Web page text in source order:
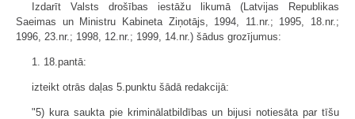
Izdarīt Valsts drošības iestāžu likumā (Latvijas Republikas
Saeimas un Ministru Kabineta Ziņotājs, 1994, 11.nr.; 1995, 18.nr.;
1996, 23.nr.; 1998, 12.nr.; 1999, 14.nr.) šādus grozījumus:
1. 18.pantā:
izteikt otrās daļas 5.punktu šādā redakcijā:
"5) kura saukta pie kriminālatbildības un bijusi notiesāta par tīšu